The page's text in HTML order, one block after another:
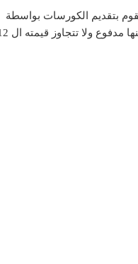
بتقديم الكورسات بواسطة